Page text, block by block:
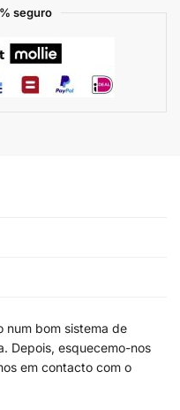
seguro
num bom sistema de
Depois, esquecemo-nos
em contacto com o